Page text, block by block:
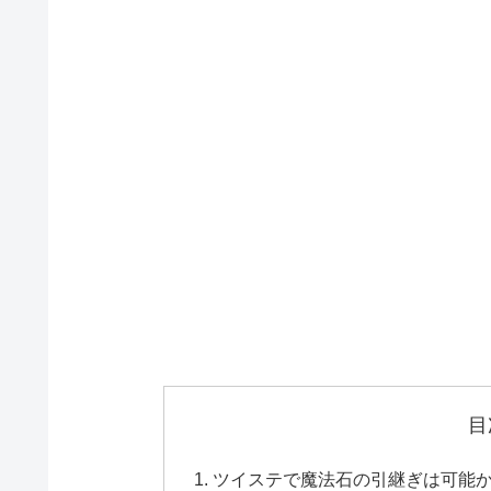
ツイステで魔法石の引継ぎは可能